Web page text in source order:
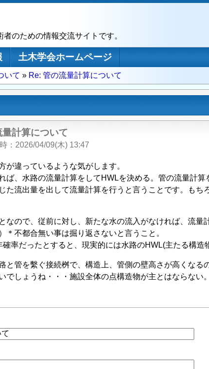
のための情報交流サイトです。
土木学会ホームページ
いて Re: 管の流量計算について
計算について
2026/04/09(木) 13:47
が違っているような気がします。
ば、水路の流量計算をしてHWLを決める。管の流量計
た流出量を出して流量計算を行うと言うことです。もち
なので、従前に対し、新たな水の流入がなければ、流量
＊不都合無い事は掘り返さないと言うこと。
率だったとすると、現実的には水路のHWL(主たる構造
と管を繫ぐ接続桝で、構造上、管側の壁高さが高くなる
でしょうね・・・施設全体の点構造物が主とはならない。